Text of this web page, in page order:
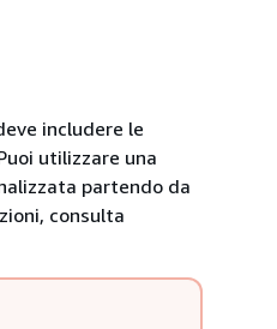
includere le
utilizzare una
partendo da
consulta